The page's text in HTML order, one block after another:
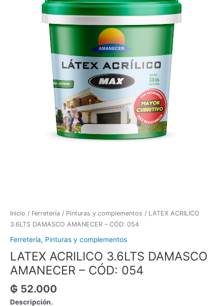
Inicio / Ferretería / Pinturas y complementos / LATEX ACRILICO
3.6LTS DAMASCO AMANECER – CÓD: 054
Ferretería, Pinturas y complementos
LATEX ACRILICO 3.6LTS DAMASCO
AMANECER – CÓD: 054
₲ 52.000
Descripción.